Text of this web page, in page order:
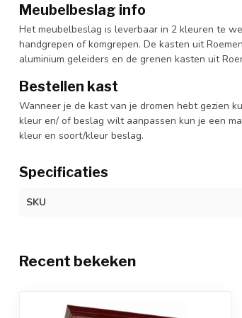
Meubelbeslag info
Het meubelbeslag is leverbaar in 2 kleuren te
handgrepen of komgrepen. De kasten uit
aluminium geleiders en de grenen kasten uit
Bestellen kast
Wanneer je de kast van je dromen hebt gezien
kleur en/ of beslag wilt aanpassen kun je een
kleur en soort/kleur beslag.
Specificaties
SKU
Recent bekeken